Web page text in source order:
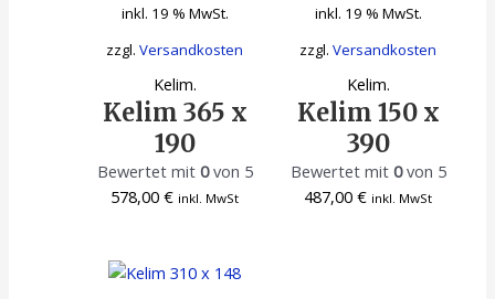
inkl. 19 % MwSt.
zzgl.Versandkosten
Kelim.
Kelim 365 x
190
Bewertet mit 0von 5
578,00€ inkl. MwSt
inkl. 19 % MwSt.
zzgl.Versandkosten
Kelim.
Kelim 150 x
390
Bewertet mit 0von 5
487,00€ inkl. MwSt